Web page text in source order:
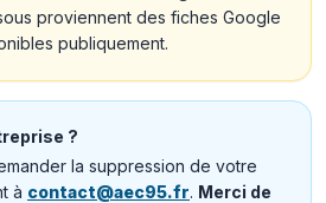
proviennent des fiches Google
publiquement.
?
la suppression de votre
à contact@aec95.fr. Merci de